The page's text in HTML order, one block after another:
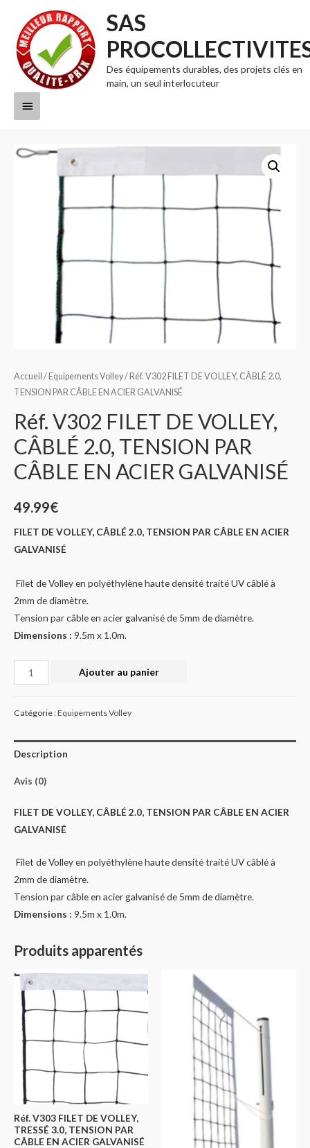
SAS
Des équipements durables, des projets clés en
main, un seul interlocuteur
Menu
Accueil / Equipements Volley/ Réf. V302 FILET DE VOLLEY, CÂBLÉ 2.0,
TENSION PAR CÂBLE EN ACIER GALVANISÉ
Réf. V302 FILET DE VOLLEY,
CÂBLÉ 2.0, TENSION PAR
CÂBLE EN ACIER GALVANISÉ
49.99€
FILET DE VOLLEY, CÂBLÉ 2.0, TENSION PAR CÂBLE EN ACIER
GALVANISÉ
Filet de Volley en polyéthylène haute densité traité UV câblé à
2mm de diamètre.
Tension par câble en acier galvanisé de 5mm de diamètre.
Dimensions : 9.5m x 1.0m.
Quantité Ajouter au panier
Catégorie :Equipements Volley
Description
Avis (0)
FILET DE VOLLEY, CÂBLÉ 2.0, TENSION PAR CÂBLE EN ACIER
GALVANISÉ
Filet de Volley en polyéthylène haute densité traité UV câblé à
2mm de diamètre.
Tension par câble en acier galvanisé de 5mm de diamètre.
Dimensions : 9.5m x 1.0m.
Produits apparentés
Réf. V303 FILET DE VOLLEY,
TRESSÉ 3.0, TENSION PAR
CÂBLE EN ACIER GALVANISÉ